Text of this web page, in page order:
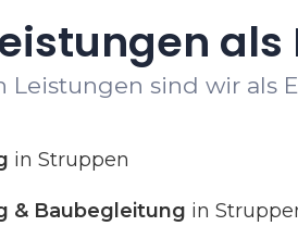
Leistungen sind wir als
in Struppen
& Baubegleitung in